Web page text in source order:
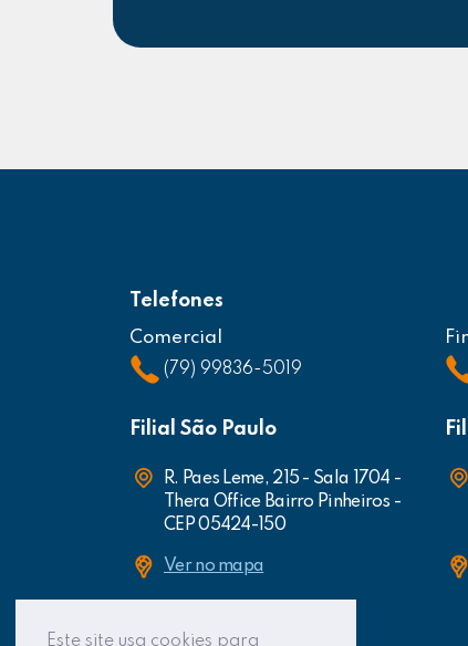
Este site usa cookies para
Telefones
Comercial
(79) 99836-5019
Filial São Paulo
R. Paes Leme, 215 - Sala 1704 -
Thera Office Bairro Pinheiros -
CEP 05424-150
Ver no mapa